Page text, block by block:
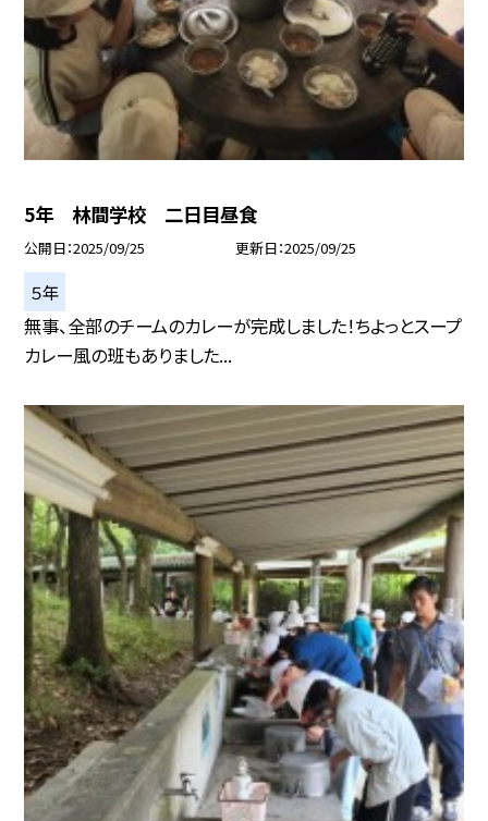
5年 林間学校 二日目昼食
公開日 2025/09/25 更新日 2025/09/25
５年
無事、全部のチームのカレーが完成しました！ちよっとスープ
カレー風の班もありました...